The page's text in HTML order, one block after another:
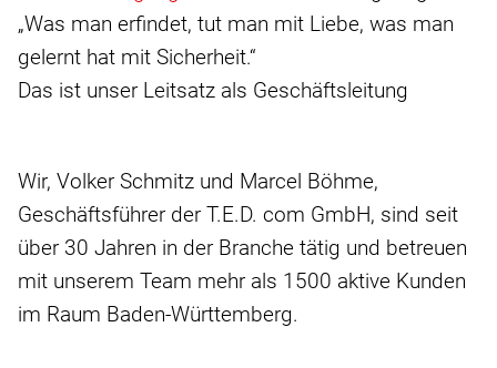
„Was man erfindet, tut man mit Liebe, was man
gelernt hat mit Sicherheit.“
Das ist unser Leitsatz als Geschäftsleitung
Wir, Volker Schmitz und Marcel Böhme,
Geschäftsführer der T.E.D. com GmbH, sind seit
über 30 Jahren in der Branche tätig und betreuen
mit unserem Team mehr als 1500 aktive Kunden
im Raum Baden-Württemberg.